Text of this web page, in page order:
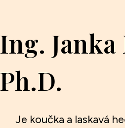
Ing. Janka
Ph.D.
Je koučka a laskavá